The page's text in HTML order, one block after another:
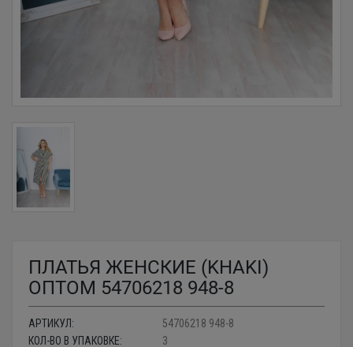
ПЛАТЬЯ ЖЕНСКИЕ (KHAKI)
ОПТОМ 54706218 948-8
АРТИКУЛ:
54706218 948-8
КОЛ-ВО В УПАКОВКЕ:
3